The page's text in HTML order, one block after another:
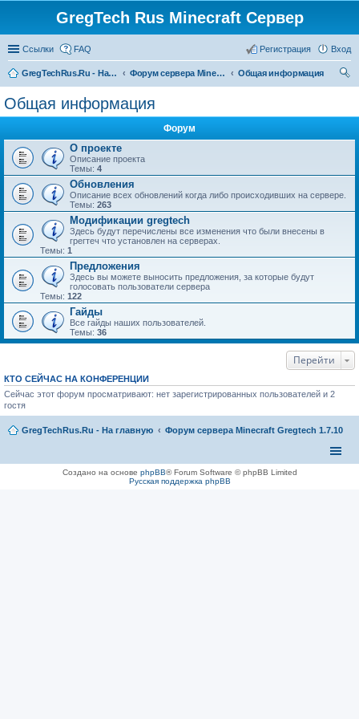
GregTech Rus Minecraft Сервер
Ссылки FAQ Вход
Регистрация
GregTechRus.Ru - На главную Форум сервера Minecraft Gregtech 1.7.10
Общая информация
Общая информация
Форум
О проекте
Описание проекта
Темы: 4
Обновления
Описание всех обновлений когда либо происходивших на сервере.
Темы: 263
Модификации gregtech
Здесь будут перечислены все изменения что были внесены в
грегтеч что установлен на серверах.
Темы: 1
Предложения
Здесь вы можете выносить предложения, за которые будут
голосовать пользователи сервера
Темы: 122
Гайды
Все гайды наших пользователей.
Темы: 36
Перейти
КТО СЕЙЧАС НА КОНФЕРЕНЦИИ
Сейчас этот форум просматривают: нет зарегистрированных пользователей и 2
гостя
GregTechRus.Ru - На главную Форум сервера Minecraft Gregtech 1.7.10
Создано на основе phpBB® Forum Software © phpBB Limited
Русская поддержка phpBB